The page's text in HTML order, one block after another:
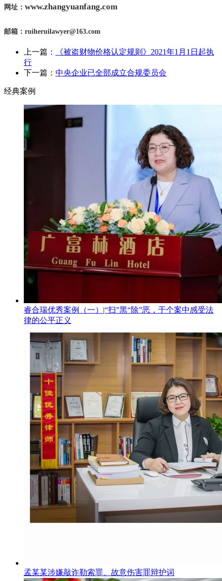
网址： www.zhangyuanfang.com
邮箱： ruiheruilawyer@163.com
上一篇：
《被盗财物价格认定规则》2021年1月1日起执
行
下一篇： 中央企业已全部成立合规委员会
经典案例
睿合瑞优秀案例（一）|“扫”黑“除”恶，于个案中感受法
律的公平正义
孟某某涉嫌敲诈勒索罪、故意伤害罪辩护词